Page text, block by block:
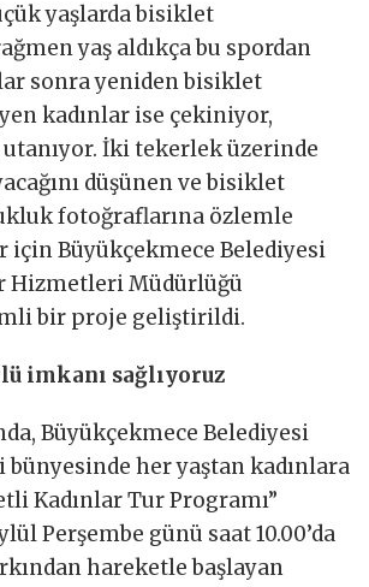
yaşlarda bisiklet
yaş aldıkça bu spordan
sonra yeniden bisiklet
kadınlar ise çekiniyor,
İki tekerlek üzerinde
düşünen ve bisiklet
fotoğraflarına özlemle
için Büyükçekmece Belediyesi
Hizmetleri Müdürlüğü
bir proje geliştirildi.
imkanı sağlıyoruz
Büyükçekmece Belediyesi
bünyesinde her yaştan kadınlara
Kadınlar Tur Programı”
Perşembe günü saat 10.00’da
hareketle başlayan